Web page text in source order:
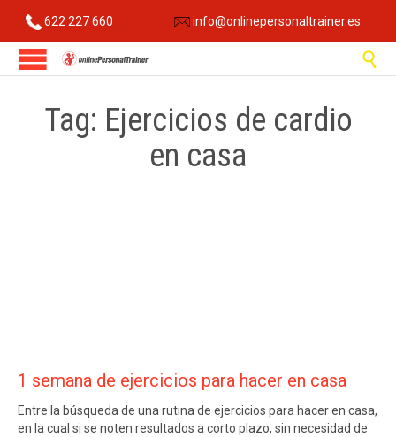
622 227 660 info@onlinepersonaltrainer.es

Tag: Ejercicios de cardio
en casa
1 semana de ejercicios para hacer en casa
Entre la búsqueda de una rutina de ejercicios para hacer en casa,
en la cual si se noten resultados a corto plazo, sin necesidad de